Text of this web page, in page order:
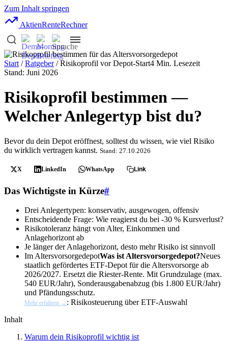
Zum Inhalt springen
AktienRenteRechner
Start /Ratgeber/ Risikoprofil vor Depot-Start4 Min. Lesezeit
Stand: Juni 2026
Risikoprofil bestimmen —
Welcher Anlegertyp bist du?
Bevor du dein Depot eröffnest, solltest du wissen, wie viel Risiko
du wirklich vertragen kannst. Stand: 27.10.2026
X LinkedIn WhatsApp Link
Das Wichtigste in Kürze#
Drei Anlegertypen: konservativ, ausgewogen, offensiv
Entscheidende Frage: Wie reagierst du bei -30 % Kursverlust?
Risikotoleranz hängt von Alter, Einkommen und
Anlagehorizont ab
Je länger der Anlagehorizont, desto mehr Risiko ist sinnvoll
Im AltersvorsorgedepotWas ist Altersvorsorgedepot?Neues
staatlich gefördertes ETF-Depot für die Altersvorsorge ab
2026/2027. Ersetzt die Riester-Rente. Mit Grundzulage (max.
540 EUR/Jahr), Sonderausgabenabzug (bis 1.800 EUR/Jahr)
und Pfändungsschutz.
Mehr erfahren → : Risikosteuerung über ETF-Auswahl
Inhalt
Warum dein Risikoprofil wichtig ist